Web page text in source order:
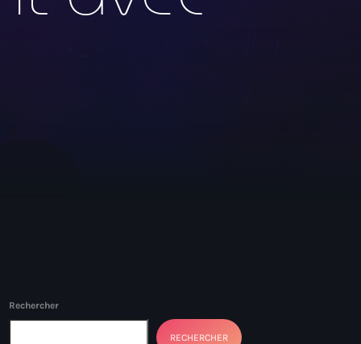
Rechercher
RECHERCHER